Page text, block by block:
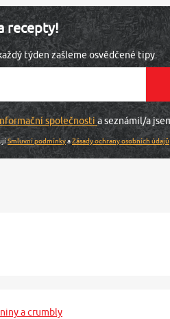
recepty!
týden zašleme osvědčené tipy.
společnosti a seznámil/a
Smluvní podmínkyaZásady ochrany osobních údajů
a crumbly